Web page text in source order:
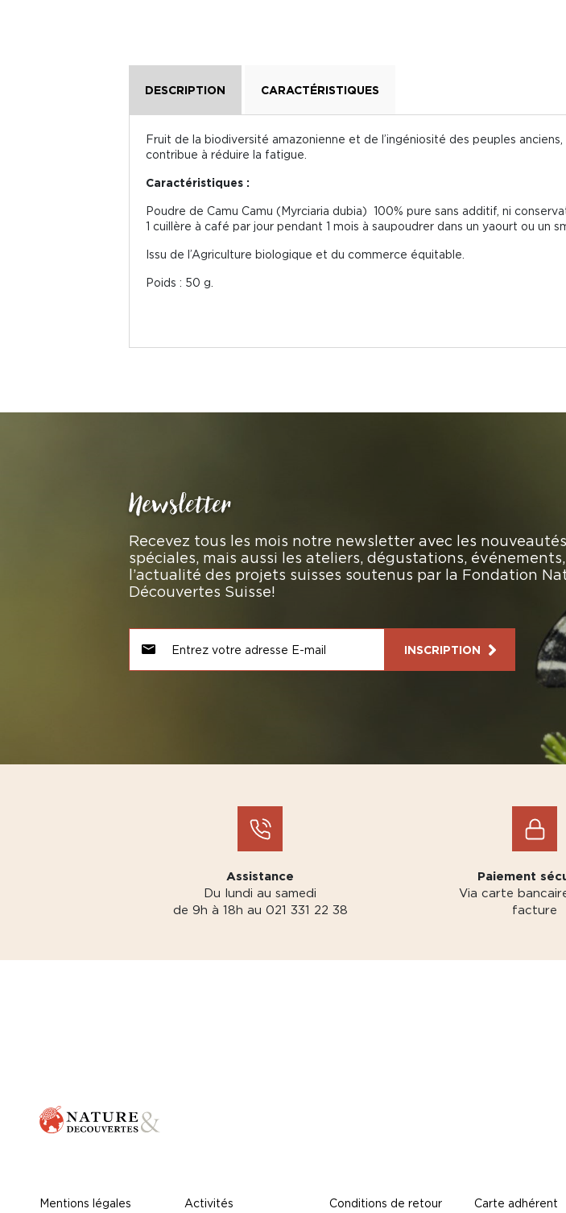
DESCRIPTION CARACTÉRISTIQUES
Fruit de la biodiversité amazonienne et de l’ingéniosité des peuples
contribue à réduire la fatigue.
Caractéristiques :
Poudre de Camu Camu (Myrciaria dubia) 100% pure sans additif, ni
1 cuillère à café par jour pendant 1 mois à saupoudrer dans un yaourt ou un
Issu de l’Agriculture biologique et du commerce équitable.
Poids : 50 g.
Newsletter
Recevez tous les mois notre newsletter avec les
spéciales, mais aussi les ateliers, dégustations,
l’actualité des projets suisses soutenus par la Fondation
Découvertes Suisse!
INSCRIPTION
Assistance
Du lundi au samedi
de 9h à 18h au 021 331 22 38
Paiement
Via carte
facture
Mentions légales Activités Conditions de retour Carte adhérent